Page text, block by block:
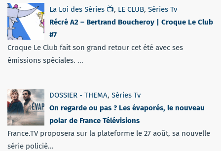
La Loi des Séries 📺, LE CLUB, Séries Tv
Récré A2 – Bertrand Boucheroy | Croque Le Club
#7
Croque Le Club fait son grand retour cet été avec ses
émissions spéciales. ...
DOSSIER - THEMA, Séries Tv
On regarde ou pas ? Les évaporés, le nouveau
polar de France Télévisions
France.TV proposera sur la plateforme le 27 août, sa nouvelle
série policiè...